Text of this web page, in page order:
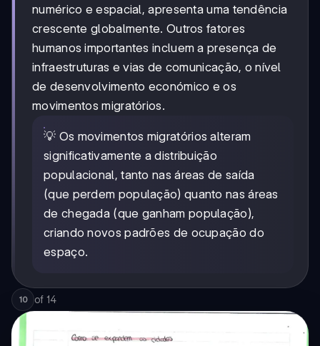
numérico e espacial, apresenta uma tendência
crescente globalmente. Outros fatores
humanos importantes incluem a presença de
infraestruturas e vias de comunicação, o nível
de desenvolvimento económico e os
movimentos migratórios.
💡 Os movimentos migratórios alteram
significativamente a distribuição
populacional, tanto nas áreas de saída
(que perdem população) quanto nas áreas
de chegada (que ganham população),
criando novos padrões de ocupação do
espaço.
10 of 14